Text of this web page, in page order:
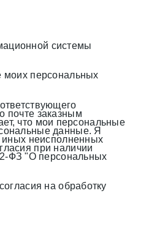
системы
моих персональных
почте заказным
что мои персональные
данные. Я
иных неисполненных
при наличии
ФЗ "О персональных
на обработку